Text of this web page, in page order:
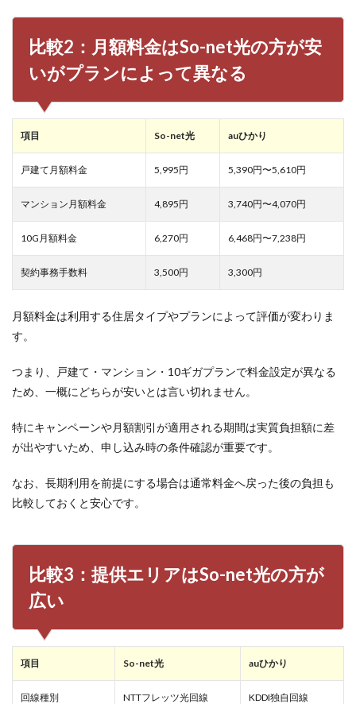
モバ
ユー
向け
はど
ちら
も充
る
7
光が
すめ
な人
徴
ひか
りが
おす
な人
の特
9
So-
au
りの
比較
につ
よく
ある
質問
比較2：月額料金はSo-net光の方が安
いがプランによって異なる
項目 So-net光 auひかり
戸建て月額料金 5,995円 5,390円〜5,610円
マンション月額料金 4,895円 3,740円〜4,070円
10G月額料金 6,270円 6,468円〜7,238円
契約事務手数料 3,500円 3,300円
月額料金は利用する住居タイプやプランによって評価が変わりま
す。
つまり、戸建て・マンション・10ギガプランで料金設定が異なる
ため、一概にどちらが安いとは言い切れません。
特にキャンペーンや月額割引が適用される期間は実質負担額に差
が出やすいため、申し込み時の条件確認が重要です。
なお、長期利用を前提にする場合は通常料金へ戻った後の負担も
比較しておくと安心です。
比較3：提供エリアはSo-net光の方が
広い
項目 So-net光 auひかり
回線種別 NTTフレッツ光回線 KDDI独自回線